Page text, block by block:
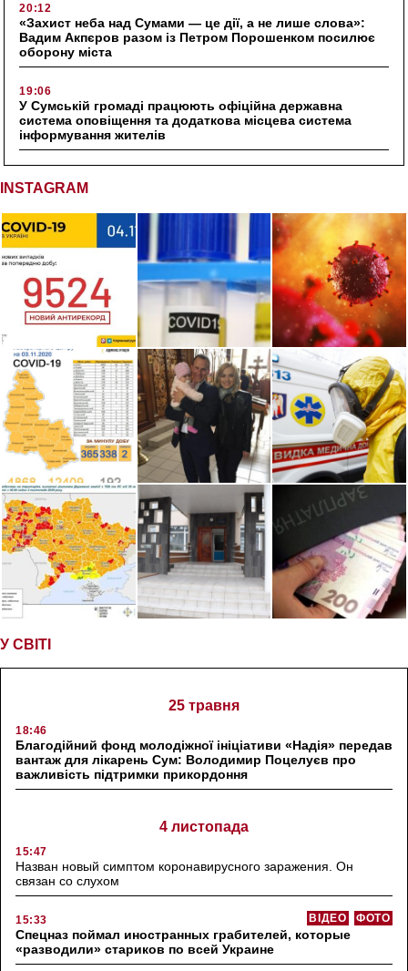
20:12
«Захист неба над Сумами — це дії, а не лише слова»:
Вадим Акпєров разом із Петром Порошенком посилює
оборону міста
19:06
У Сумській громаді працюють офіційна державна
система оповіщення та додаткова місцева система
інформування жителів
INSTAGRAM
У СВІТІ
25 травня
18:46
Благодійний фонд молодіжної ініціативи «Надія» передав
вантаж для лікарень Сум: Володимир Поцелуєв про
важливість підтримки прикордоння
4 листопада
15:47
Назван новый симптом коронавирусного заражения. Он
связан со слухом
15:33 ФОТО
ВІДЕО
Спецназ поймал иностранных грабителей, которые
«разводили» стариков по всей Украине